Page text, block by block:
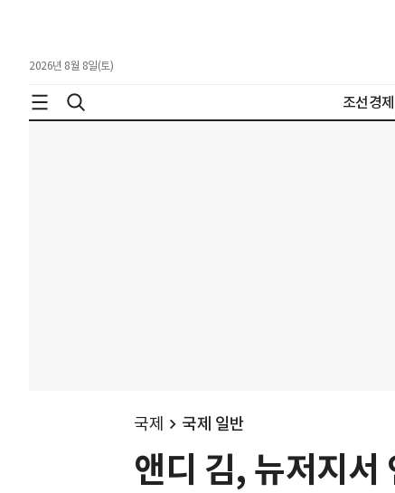
2026년 8월 8일(토)
조선경제
국제 국제 일반
앤디 김, 뉴저지